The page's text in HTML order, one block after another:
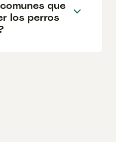
que
los perros